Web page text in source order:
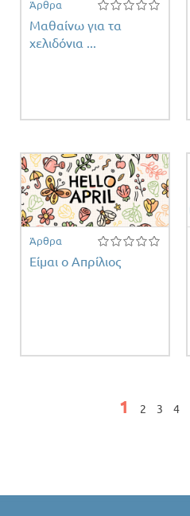
Άρθρα
Μαθαίνω για τα
χελιδόνια ...
Άρθρα
Είμαι ο Απρίλιος
1 2 3 4